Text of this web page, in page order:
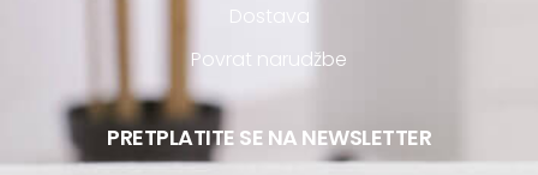
Dostava
Povrat narudžbe
PRETPLATITE SE NA NEWSLETTER